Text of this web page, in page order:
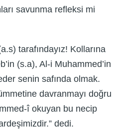
savunma refleksi mi
tarafındayız! Kollarına
(s.a), Al-i Muhammed’in
senin safında olmak.
davranmayı doğru
î okuyan bu necip
dedi.